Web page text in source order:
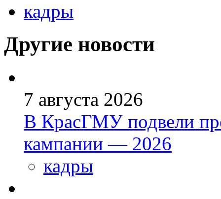
кадры
Другие новости
7 августа 2026
В КрасГМУ подвели
кампании — 2026
кадры